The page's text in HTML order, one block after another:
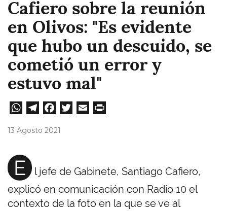
Cafiero sobre la reunión
en Olivos: "Es evidente
que hubo un descuido, se
cometió un error y
estuvo mal"
W
A
pp
Te
m
Fa
13 Agosto 2021
E
l jefe de Gabinete, Santiago Cafiero,
explicó en comunicación con Radio 10 el
contexto de la foto en la que se ve al